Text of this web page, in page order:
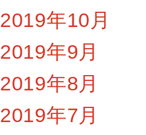
2019年10月
2019年9月
2019年8月
2019年7月